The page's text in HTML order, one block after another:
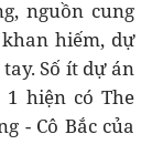
nguồn cung
hiếm, dự
Số ít dự án
hiện có The
- Cô Bắc của